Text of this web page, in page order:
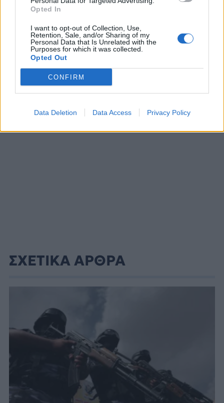
Opted In
I want to opt-out of Collection, Use,
Retention, Sale, and/or Sharing of my
Personal Data that Is Unrelated with the
Purposes for which it was collected.
Opted Out
CONFIRM
Data Deletion Data Access Privacy Policy
DF-17: Σε επιχειρησιακή
ετοιμότητα οι
υπερηχητικοί «φονιάδες
αεροπλανοφόρων» της
Κίνας
Νέες
επανδρωμένα
ΔΙΑΦΗΜΙΣΗ
ΣΧΕΤΙΚΑ ΑΡΘΡΑ